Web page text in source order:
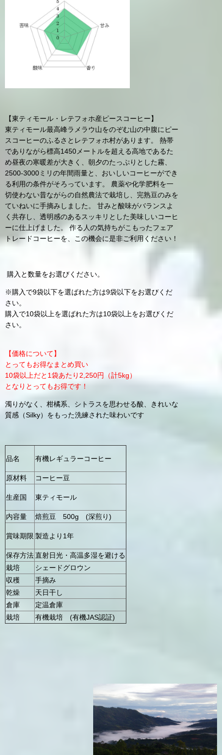
【東ティモール・レテフォホ産ピースコーヒー】
東ティモール最高峰ラメラウ山をのぞむ山の中腹にピー
スコーヒーのふるさとレテフォホ村があります。 熱帯
でありながら標高1450メートルを超える高地であるた
め昼夜の寒暖差が大きく、朝夕のたっぷりとした霧、
2500-3000ミリの年間雨量と、おいしいコーヒーができ
る利用の条件がそろっています。 農薬や化学肥料を一
切使わない昔ながらの自然農法で栽培し、完熟豆のみを
ていねいに手摘みしました。 甘みと酸味がバランスよ
く共存し、透明感のあるスッキリとした美味しいコーヒ
ーに仕上げました。 作る人の気持ちがこもったフェア
トレードコーヒーを、この機会に是非ご利用ください！
購入と数量をお選びください。
※購入で9袋以下を選ばれた方は9袋以下をお選びくだ
さい。
購入で10袋以上を選ばれた方は10袋以上をお選びくだ
さい。
【価格について】
とってもお得なまとめ買い
10袋以上だと1袋あたり2,250円（計5kg）
となりとってもお得です！
濁りがなく、柑橘系、シトラスを思わせる酸、きれいな
質感（Silky）をもった洗練された味わいです
品名 有機レギュラーコーヒー
原材料 コーヒー豆
生産国 東ティモール
内容量 焙煎豆 500g (深煎り)
賞味期限 製造より1年
保存方法直射日光・高温多湿を避ける
栽培
シェードグロウン
収穫
手摘み
乾燥
天日干し
倉庫
定温倉庫
栽培
有機栽培 (有機JAS認証)